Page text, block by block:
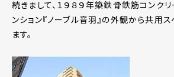
続きまして、１９８９年築鉄骨鉄筋コンク
ンション『ノーブル音羽』の外観から共用
ます。